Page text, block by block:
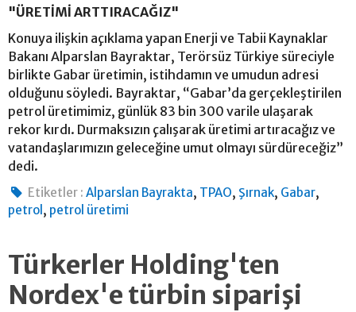
"ÜRETİMİ ARTTIRACAĞIZ"
Konuya ilişkin açıklama yapan Enerji ve Tabii Kaynaklar
Bakanı Alparslan Bayraktar, Terörsüz Türkiye süreciyle
birlikte Gabar üretimin, istihdamın ve umudun adresi
olduğunu söyledi. Bayraktar, “Gabar’da gerçekleştirilen
petrol üretimimiz, günlük 83 bin 300 varile ulaşarak
rekor kırdı. Durmaksızın çalışarak üretimi artıracağız ve
vatandaşlarımızın geleceğine umut olmayı sürdüreceğiz”
dedi.
Etiketler : Alparslan Bayrakta, TPAO, Şırnak, Gabar,
petrol , petrol üretimi
Türkerler Holding'ten
Nordex'e türbin siparişi